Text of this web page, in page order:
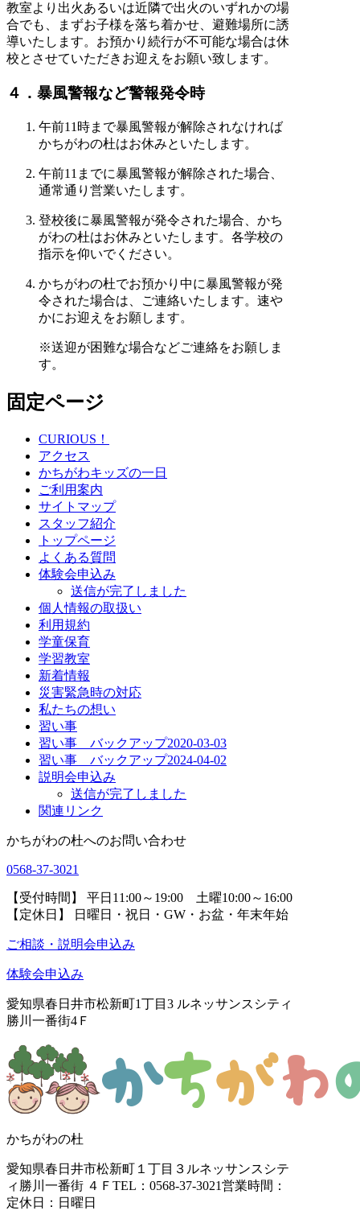
教室より出火あるいは近隣で出火のいずれかの場
合でも、まずお子様を落ち着かせ、避難場所に誘
導いたします。お預かり続行が不可能な場合は休
校とさせていただきお迎えをお願い致します。
４．暴風警報など警報発令時
午前11時まで暴風警報が解除されなければ
かちがわの杜はお休みといたします。
午前11までに暴風警報が解除された場合、
通常通り営業いたします。
登校後に暴風警報が発令された場合、かち
がわの杜はお休みといたします。各学校の
指示を仰いでください。
かちがわの杜でお預かり中に暴風警報が発
令された場合は、ご連絡いたします。速や
かにお迎えをお願します。
※送迎が困難な場合などご連絡をお願しま
す。
固定ページ
CURIOUS！
アクセス
かちがわキッズの一日
ご利用案内
サイトマップ
スタッフ紹介
トップページ
よくある質問
体験会申込み
送信が完了しました
個人情報の取扱い
利用規約
学童保育
学習教室
新着情報
災害緊急時の対応
私たちの想い
習い事
習い事 バックアップ2020-03-03
習い事 バックアップ2024-04-02
説明会申込み
送信が完了しました
関連リンク
かちがわの杜へのお問い合わせ
0568-37-3021
【受付時間】 平日11:00～19:00 土曜10:00～16:00
【定休日】 日曜日・祝日・GW・お盆・年末年始
ご相談・説明会申込み
体験会申込み
愛知県春日井市松新町1丁目3 ルネッサンスシティ
勝川一番街4Ｆ
かちがわの杜
愛知県春日井市松新町１丁目３ ルネッサンスシテ
ィ勝川一番街 ４Ｆ TEL：0568-37-3021営業時間：
定休日：日曜日